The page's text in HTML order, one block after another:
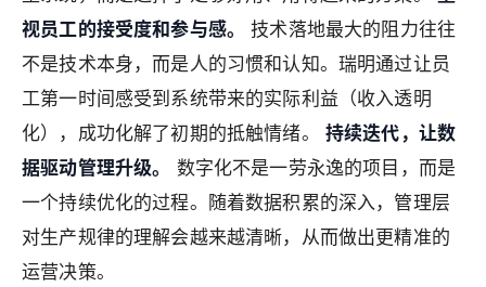
视员工的接受度和参与感。
技术落地最大的阻力往往
不是技术本身，而是人的习惯和认知。瑞明通过让员
工第一时间感受到系统带来的实际利益（收入透明
化），成功化解了初期的抵触情绪。 持续迭代，让数
据驱动管理升级。
数字化不是一劳永逸的项目，而是
一个持续优化的过程。随着数据积累的深入，管理层
对生产规律的理解会越来越清晰，从而做出更精准的
运营决策。